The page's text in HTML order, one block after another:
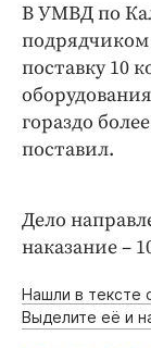
В УМВД по
подрядчиком
поставку 10
гораздо
поставил.
Дело
наказание –
Нашли в тексте
Выделите её и